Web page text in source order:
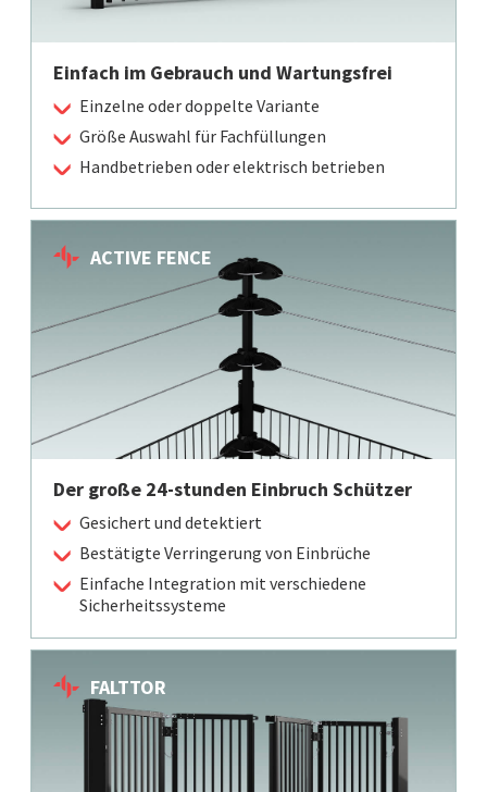
Einfach im Gebrauch und Wartungsfrei
Einzelne oder doppelte Variante
Größe Auswahl für Fachfüllungen
Handbetrieben oder elektrisch betrieben
ACTIVE FENCE
Der große 24-stunden Einbruch Schützer
Gesichert und detektiert
Bestätigte Verringerung von Einbrüche
Einfache Integration mit verschiedene
Sicherheitssysteme
FALTTOR